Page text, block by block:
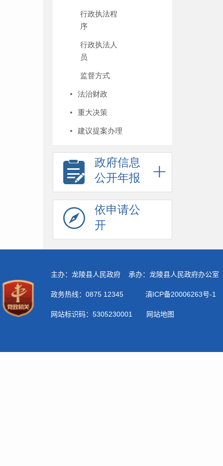
行政执法程
序
行政执法人
员
监督方式
法治财政
重大决策
建议提案办理
政府信息
公开年报
依申请公
开